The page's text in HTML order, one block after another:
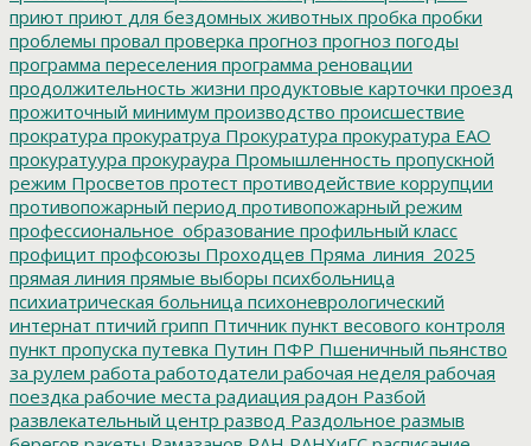
приют приют для бездомных животных пробка пробки
проблемы провал проверка прогноз прогноз погоды
программа переселения программа реновации
продолжительность жизни продуктовые карточки проезд
прожиточный минимум производство происшествие
прократура прокуратруа Прокуратура прокуратура ЕАО
прокуратуура прокураура Промышленность пропускной
режим Просветов протест противодействие коррупции
противопожарный период противопожарный режим
профессиональное_образование профильный класс
профицит профсоюзы Проходцев Пряма_линия_2025
прямая линия прямые выборы психбольница
психиатрическая больница психоневрологический
интернат птичий грипп Птичник пункт весового контроля
пункт пропуска путевка Путин ПФР Пшеничный пьянство
за рулем работа работодатели рабочая неделя рабочая
поездка рабочие места радиация радон Разбой
развлекательный центр развод Раздольное размыв